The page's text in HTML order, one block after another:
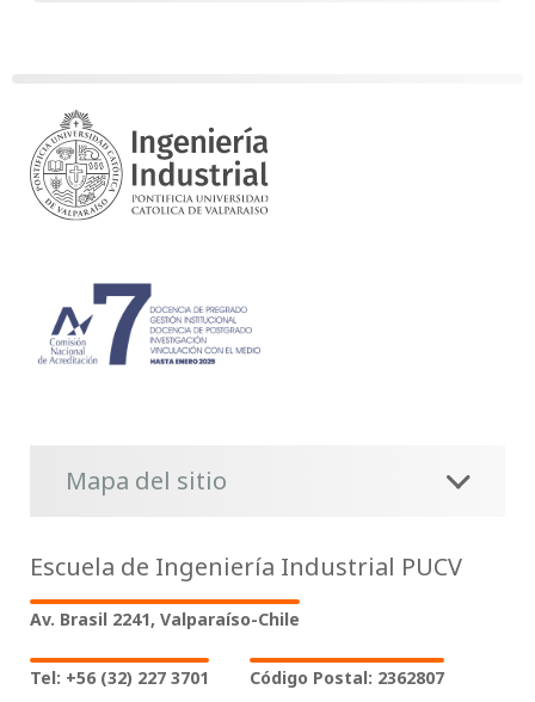
Mapa del sitio
Escuela de Ingeniería Industrial PUCV
Av. Brasil 2241, Valparaíso-Chile
Tel: +56 (32) 227 3701 Código Postal: 2362807